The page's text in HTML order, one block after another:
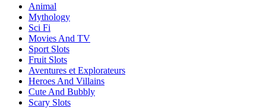
Animal
Mythology
Sci Fi
Movies And TV
Sport Slots
Fruit Slots
Aventures et Explorateurs
Heroes And Villains
Cute And Bubbly
Scary Slots